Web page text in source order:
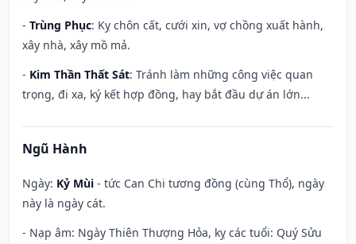
- Trùng Phục: Kỵ chôn cất, cưới xin, vợ chồng xuất hành,
xây nhà, xây mồ mả.
- Kim Thần Thất Sát: Tránh làm những công việc quan
trọng, đi xa, ký kết hợp đồng, hay bắt đầu dự án lớn...
Ngũ Hành
Ngày: Kỷ Mùi - tức Can Chi tương đồng (cùng Thổ), ngày
này là ngày cát.
- Nạp âm: Ngày Thiên Thượng Hỏa, kỵ các tuổi: Quý Sửu